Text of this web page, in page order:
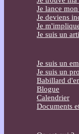
Je lance
Je deviens
Je
Je suis un
Je suis un
Je suis un
Babillard
Blogue
Calendrier
Documents